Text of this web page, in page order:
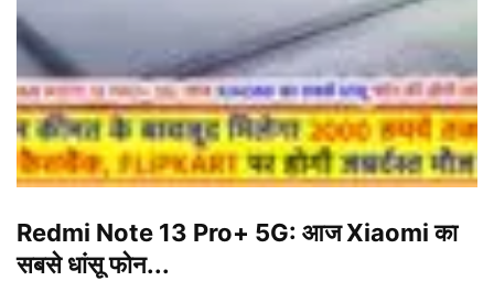
Redmi Note 13 Pro+ 5G: आज Xiaomi का
सबसे धांसू फोन...